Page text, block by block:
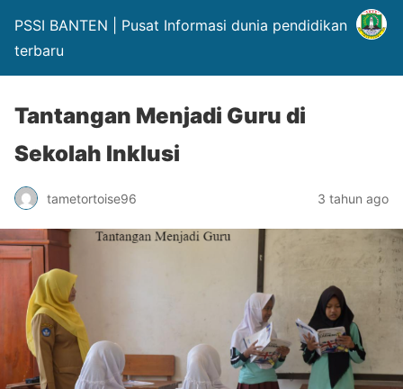
PSSI BANTEN | Pusat Informasi dunia pendidikan
terbaru
Tantangan Menjadi Guru di
Sekolah Inklusi
tametortoise96 3 tahun ago